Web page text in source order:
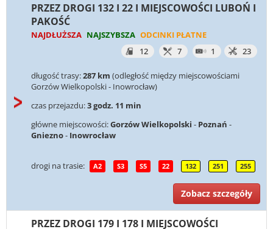
PRZEZ DROGI 132 I 22 I MIEJSCOWOŚCI LUBOŃ I
PAKOŚĆ
NAJDŁUŻSZA NAJSZYBSZA ODCINKI PŁATNE
12
7 1 23
długość trasy:287 km (odległość między miejscowościami
Gorzów Wielkopolski - Inowrocław)
czas przejazdu:3 godz. 11 min
główne miejscowości:Gorzów Wielkopolski - Poznań -
Gniezno- Inowrocław
drogi na trasie: A2 S3 S5 22 132 251 255
Zobacz szczegóły
PRZEZ DROGI 179 I 178 I MIEJSCOWOŚCI